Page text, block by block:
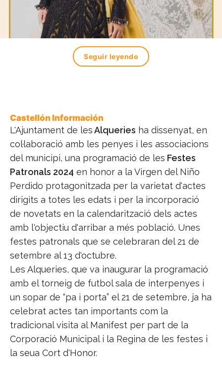
Seguir leyendo
Castellón Información
L'Ajuntament de lesAlqueries ha dissenyat, en
col·laboració amb les penyes i les associacions
del municipi, una programació de les Festes
Patronals 2024 en honor a la Virgen del Niño
Perdido protagonitzada per la varietat d'actes
dirigits a totes les edats i per la incorporació
de novetats en la calendarització dels actes
amb l'objectiu d'arribar a més població. Unes
festes patronals que se celebraran del 21 de
setembre al 13 d'octubre.
Les Alqueries, que va inaugurar la programació
amb el torneig de futbol sala de interpenyes i
un sopar de “pa i porta” el 21 de setembre, ja ha
celebrat actes tan importants com la
tradicional visita al Manifest per part de la
Corporació Municipal i la Regina de les festes i
la seua Cort d'Honor.